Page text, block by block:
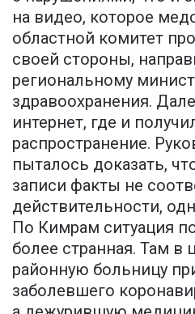
на видео, которое
областной комитет
своей стороны,
региональному
здравоохранения.
интернет, где и
распространение.
пыталось доказать,
записи факты не
действительности,
По Кимрам ситуация
более странная. Там в
районную больницу
заболевшего